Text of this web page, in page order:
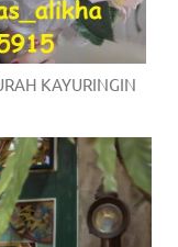
KAYURINGIN